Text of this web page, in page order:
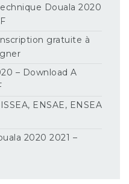
Douala 2020
gratuite à
– Download A
ENSAE, ENSEA
2020 2021 –